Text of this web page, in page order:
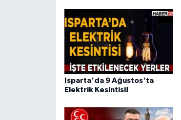
Isparta'da 9 Ağustos'ta
Elektrik Kesintisi!